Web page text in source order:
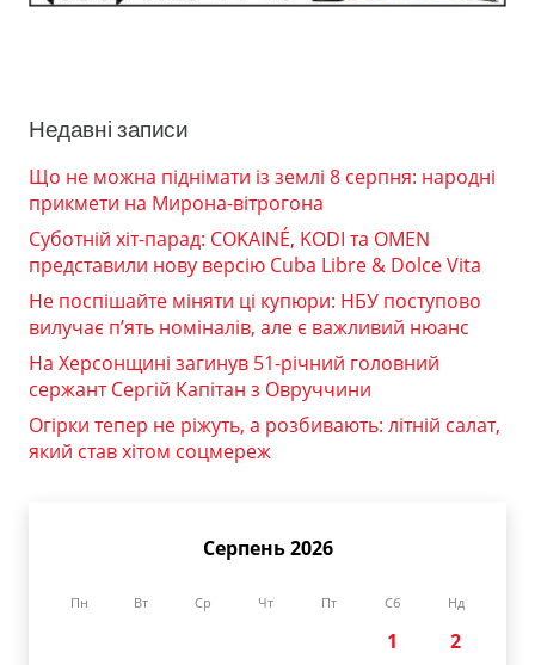
Недавні записи
Що не можна піднімати із землі 8 серпня: народні
прикмети на Мирона-вітрогона
Суботній хіт-парад: COKAINÉ, KODI та OMEN
представили нову версію Cuba Libre & Dolce Vita
Не поспішайте міняти ці купюри: НБУ поступово
вилучає п’ять номіналів, але є важливий нюанс
На Херсонщині загинув 51-річний головний
сержант Сергій Капітан з Овруччини
Огірки тепер не ріжуть, а розбивають: літній салат,
який став хітом соцмереж
Серпень 2026
Пн Вт Ср Чт Пт Сб Нд
1
2